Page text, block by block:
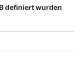
Impressum